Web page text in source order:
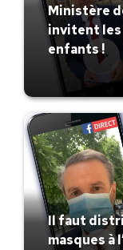
Ministère
invitent les
enfants !
Il faut
masques à